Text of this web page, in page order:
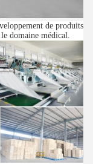
de produits
domaine médical.